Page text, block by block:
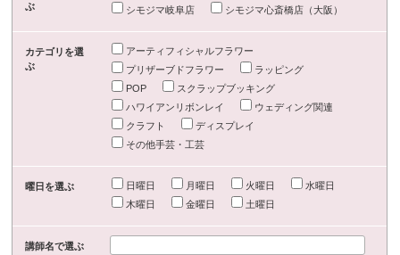
ぶ
シモジマ岐阜店
シモジマ心斎橋店（大阪）
カテゴリを選
ぶ
アーティフィシャルフラワー
プリザーブドフラワー
ラッピング
POP
スクラップブッキング
ハワイアンリボンレイ
ウェディング関連
クラフト
ディスプレイ
その他手芸・工芸
曜日を選ぶ 日曜日 月曜日 火曜日
水曜日
木曜日
金曜日 土曜日
講師名で選ぶ